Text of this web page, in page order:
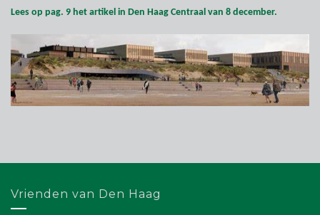
Lees op pag. 9 het artikel in Den Haag Centraal van 8 december.
Vrienden van Den Haag